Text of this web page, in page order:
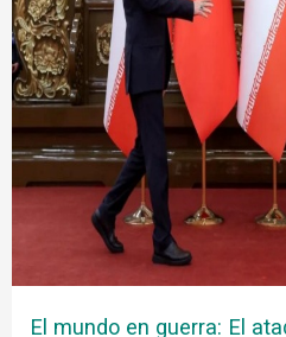
El mundo en guerra: El